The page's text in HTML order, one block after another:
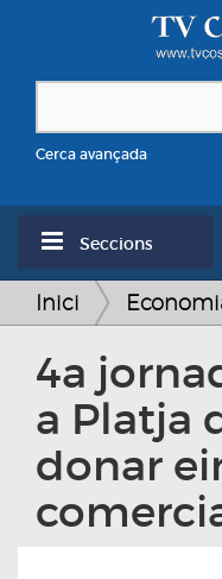
Cerca avançada
Seccions
Inici
4a
a Platja
donar